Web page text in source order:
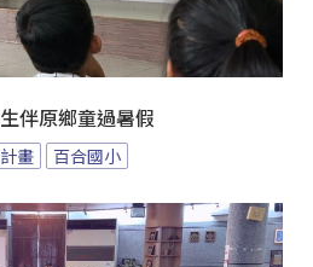
伴原鄉童過暑假
畫 百合國小